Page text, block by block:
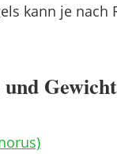
kann je
und Gewicht